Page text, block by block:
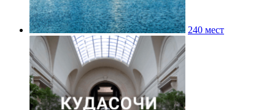
240 мест